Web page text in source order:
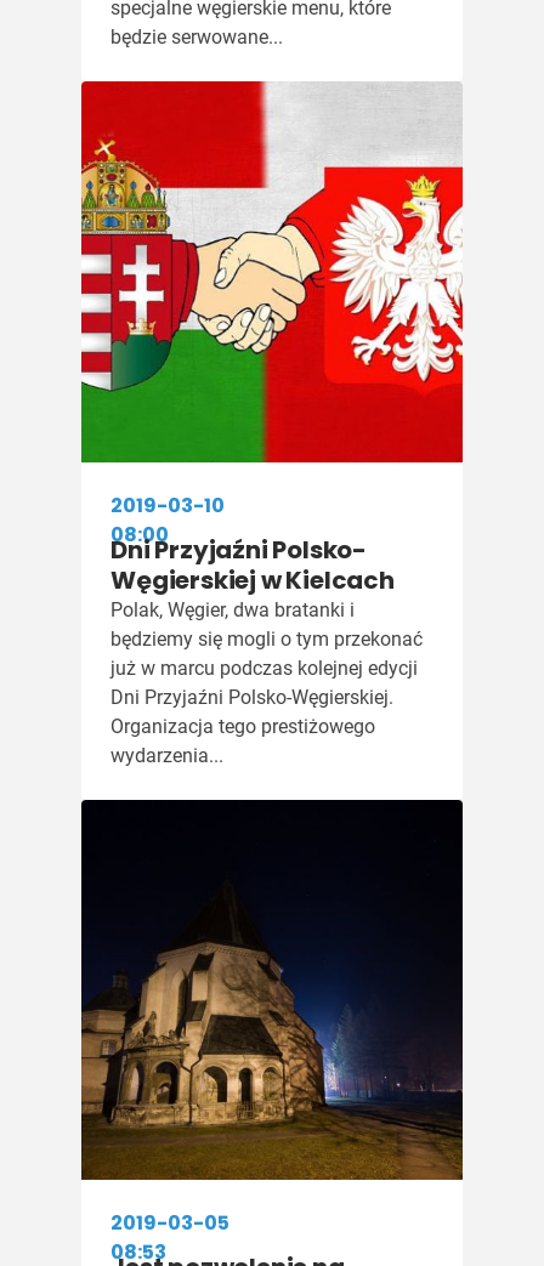
specjalne węgierskie menu, które
będzie serwowane...
2019-03-10
08:00
Dni Przyjaźni Polsko-
Węgierskiej w Kielcach
Polak, Węgier, dwa bratanki i
będziemy się mogli o tym przekonać
już w marcu podczas kolejnej edycji
Dni Przyjaźni Polsko-Węgierskiej.
Organizacja tego prestiżowego
wydarzenia...
2019-03-05
08:53